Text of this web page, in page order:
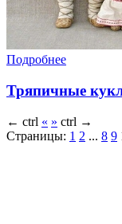
Подробнее
Тряпичные
← ctrl « » ctrl →
Страницы: 1 2 ... 8 9